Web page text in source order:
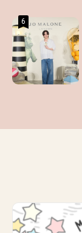
6
6
6